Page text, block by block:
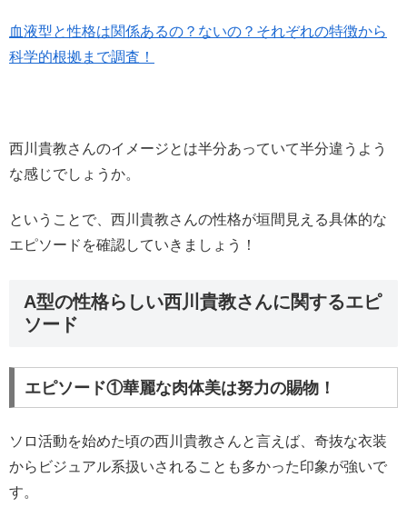
血液型と性格は関係あるの？ないの？それぞれの特徴から
科学的根拠まで調査！
西川貴教さんのイメージとは半分あっていて半分違うよう
な感じでしょうか。
ということで、西川貴教さんの性格が垣間見える具体的な
エピソードを確認していきましょう！
A型の性格らしい西川貴教さんに関するエピ
ソード
エピソード①華麗な肉体美は努力の賜物！
ソロ活動を始めた頃の西川貴教さんと言えば、奇抜な衣装
からビジュアル系扱いされることも多かった印象が強いで
す。